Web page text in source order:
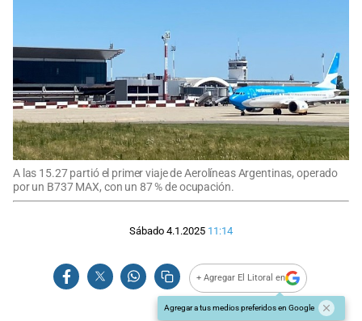
A las 15.27 partió el primer viaje de Aerolíneas Argentinas, operado
por un B737 MAX, con un 87 % de ocupación.
Sábado 4.1.2025 11:14
+ Agregar El Litoral en
Agregar a tus medios preferidos en Google